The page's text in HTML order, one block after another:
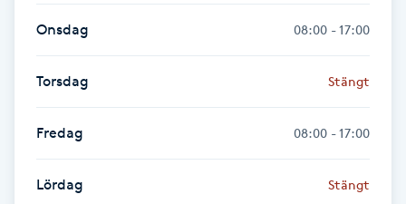
Gravidmassage
Gravidyoga
Gruppträning
Gua Sha-massage
Onsdag 08:00 - 17:00
Torsdag Stängt
Fredag 08:00 - 17:00
Lördag Stängt